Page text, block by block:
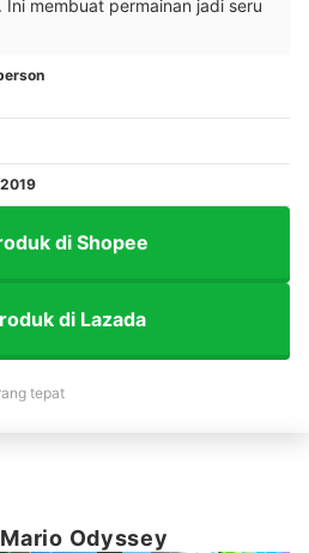
membuat permainan jadi seru
di Shopee
di Lazada
tepat
Odyssey